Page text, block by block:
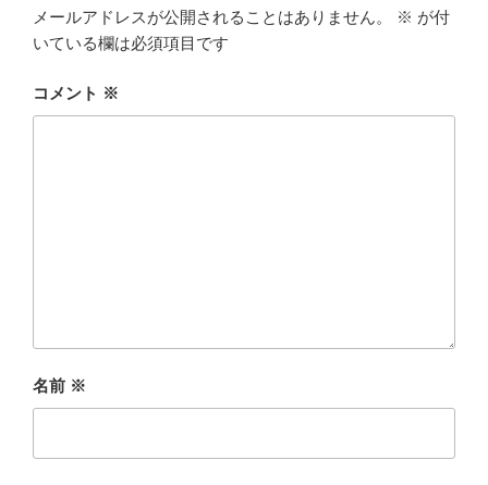
メールアドレスが公開されることはありません。 ※ が付
いている欄は必須項目です
コメント ※
名前 ※